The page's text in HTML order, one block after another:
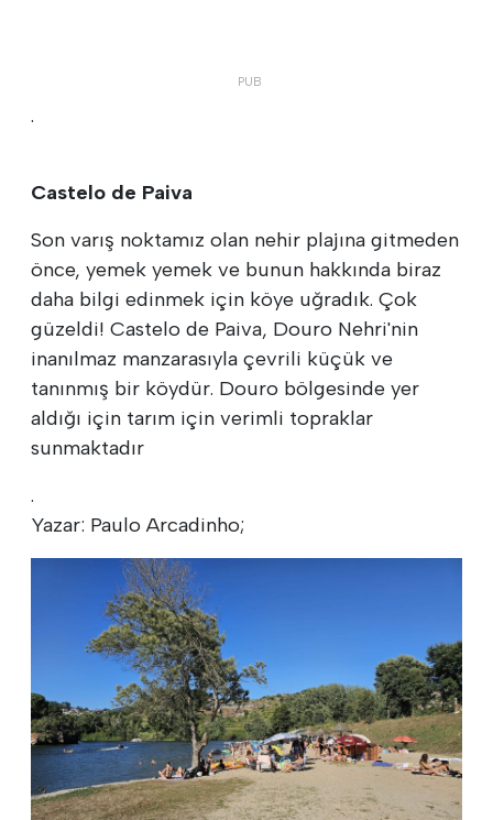
.
Castelo de Paiva
Son varış noktamız olan nehir plajına gitmeden
önce, yemek yemek ve bunun hakkında biraz
daha bilgi edinmek için köye uğradık. Çok
güzeldi! Castelo de Paiva, Douro Nehri'nin
inanılmaz manzarasıyla çevrili küçük ve
tanınmış bir köydür. Douro bölgesinde yer
aldığı için tarım için verimli topraklar
sunmaktadır
.
Yazar: Paulo Arcadinho;